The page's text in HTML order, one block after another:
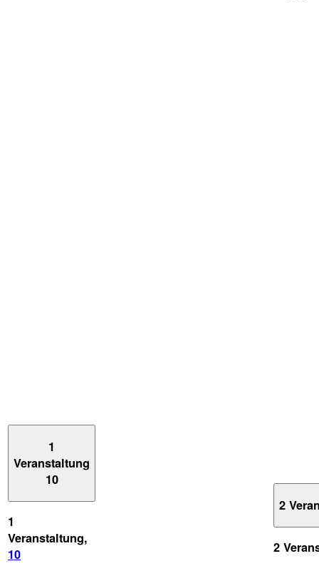
1
Veranstaltung
10
1
Veranstaltung,
10
2
2